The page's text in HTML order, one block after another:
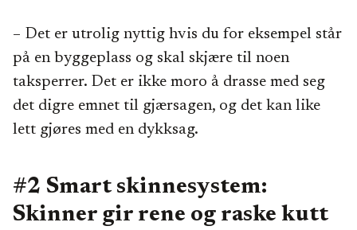
– Det er utrolig nyttig hvis du for eksempel står
på en byggeplass og skal skjære til noen
taksperrer. Det er ikke moro å drasse med seg
det digre emnet til gjærsagen, og det kan like
lett gjøres med en dykksag.
#2 Smart skinnesystem:
Skinner gir rene og raske kutt